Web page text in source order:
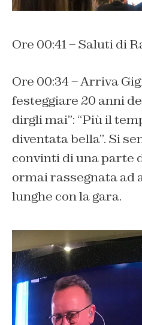
Ore 00:41 – Saluti di
Ore 00:34 – Arriva
festeggiare 20 anni
dirgli mai”: “Più il
diventata bella”. Si
convinti di una parte
ormai rassegnata ad
lunghe con la gara.